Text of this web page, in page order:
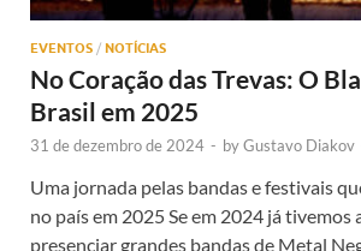
EVENTOS / NOTÍCIAS
No Coração das Trevas: O
Brasil em 2025
31 de dezembro de 2024 - byGustavo Diakov
Uma jornada pelas bandas e festivais
no país em 2025 Se em 2024 já
presenciar grandes bandas de Metal